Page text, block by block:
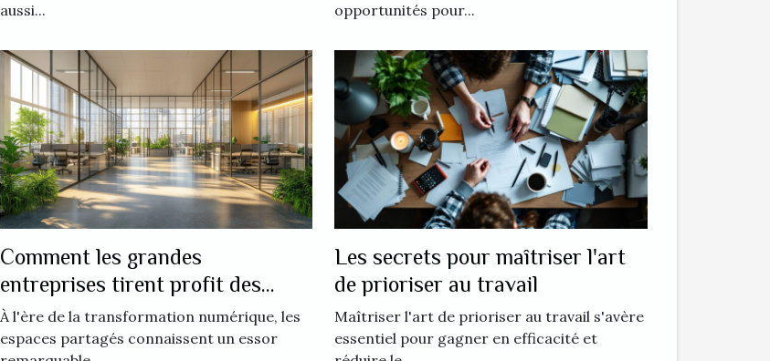
aussi...
opportunités pour...
Comment les grandes
entreprises tirent profit des
espaces partagés
À l'ère de la transformation numérique, les
espaces partagés connaissent un essor
Les secrets pour maîtriser l'art
de prioriser au travail
Maîtriser l'art de prioriser au travail s'avère
essentiel pour gagner en efficacité et